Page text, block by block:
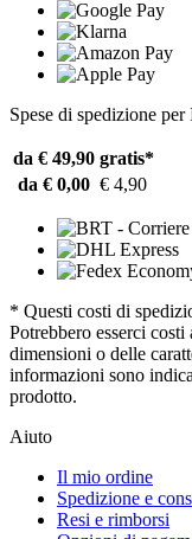
Spese di spedizione per
da € 49,90 gratis*
da € 0,00 € 4,90
* Questi costi di
Potrebbero esserci
dimensioni o delle
informazioni sono
prodotto.
Aiuto
Il mio ordine
Spedizione e
Resi e rimborsi